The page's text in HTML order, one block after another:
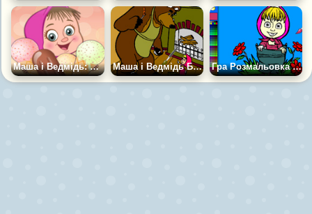
Маша і Ведмідь: Морозиво Маша і Ведмідь Біля Каміна Гра Розмальовка Маша Бавиться